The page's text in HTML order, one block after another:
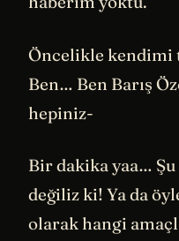
Öncelikle kendimi
Ben… Ben Barış
hepiniz-
Bir dakika yaa…
değiliz ki! Ya da
olarak hangi